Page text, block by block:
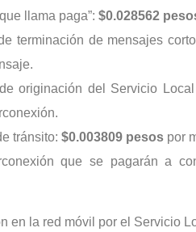
llama paga”: $0.028562
terminación de mensajes
originación del Servicio
tránsito: $0.003809 pesos por
que se pagarán a
en la red móvil por el Servicio